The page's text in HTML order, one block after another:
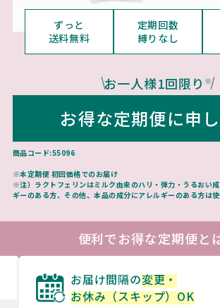
ずっと
送料無料
定期回数
縛りなし
お一人様1回限り ※
お得な定期便に申
商品コード:55096
※本定期便 初回価格でのお届け
※注）ラクトフェリンはミルク由来のハリ・弾力・うるおい
ギーのある方、その他、本品の成分にアレルギーのある方は使
便利でお得な定期便と
毎月1回1個を購入の場合…
初回3,288円2回目～1,617円